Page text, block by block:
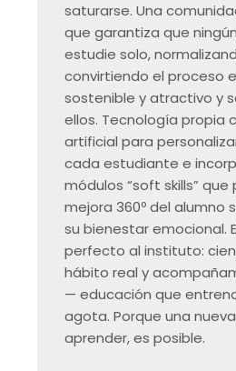
saturarse. Una
que garantiza que
estudie solo,
convirtiendo el proceso
sostenible y atractivo y
ellos. Tecnología propia
artificial para
cada estudiante e
módulos “soft skills”
mejora 360º del alumno
su bienestar emocional.
perfecto al instituto:
hábito real y
— educación que
agota. Porque una
aprender, es posible.